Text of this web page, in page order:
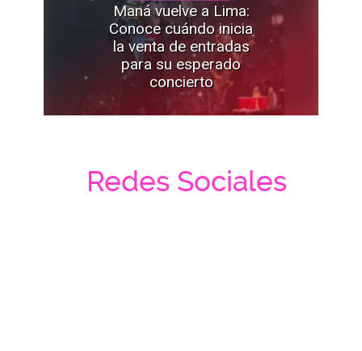
Maná vuelve a Lima:
Conoce cuándo inicia
la venta de entradas
para su esperado
concierto
Redes Sociales